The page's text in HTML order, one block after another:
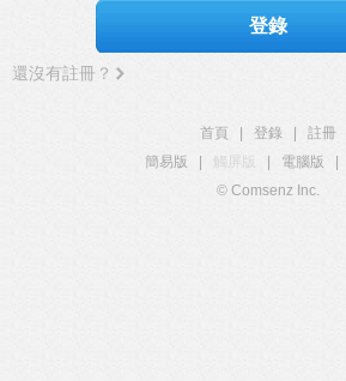
登錄
還沒有註冊？
首頁 登錄
註冊
簡易版
觸屏版 電腦版
© Comsenz Inc.